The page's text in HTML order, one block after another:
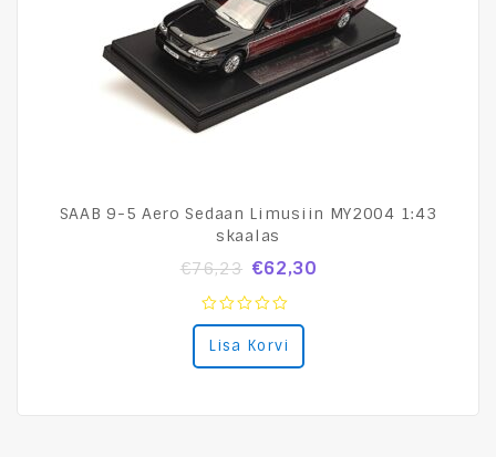
SAAB 9-5 Aero Sedaan Limusiin MY2004 1:43
skaalas
€76,23 €62,30
0
out
of
Lisa Korvi